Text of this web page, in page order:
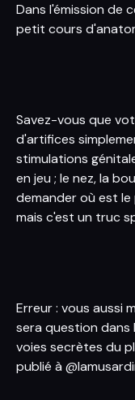
Dans l'émission de
petit cours
Savez-vous que
d'artifices
stimulations
en jeu ; le nez, la
demander où est
mais c'est un truc
Erreur : vous aussi
sera question dans
voies secrètes du
publié à